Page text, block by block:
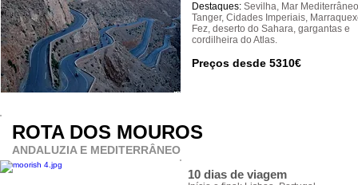
Destaques: Sevilha, Mar
Tanger, Cidades Imperiais,
Fez, deserto do Sahara, gargantas e
cordilheira do Atlas.
Preços desde 5310€
10 dias de viagem
ROTA DOS MOUROS
ANDALUZIA E MEDITERRÂNEO